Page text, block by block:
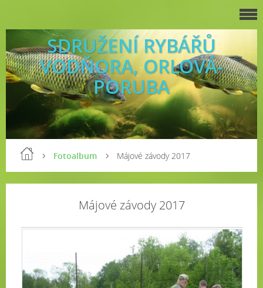
SDRUŽENÍ RYBÁŘŮ
VODŇORA, ORLOVÁ-
PORUBA
Fotoalbum Májové závody 2017
Májové závody 2017